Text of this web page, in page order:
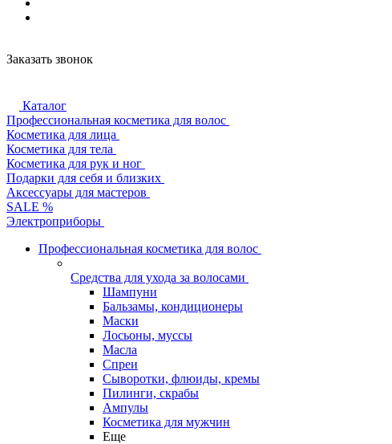
Заказать звонок
Каталог
Профессиональная косметика для волос
Косметика для лица
Косметика для тела
Косметика для рук и ног
Подарки для себя и близких
Аксессуары для мастеров
SALE %
Электроприборы
Профессиональная косметика для волос
Средства для ухода за волосами
Шампуни
Бальзамы, кондиционеры
Маски
Лосьоны, муссы
Масла
Спреи
Сыворотки, флюиды, кремы
Пилинги, скрабы
Ампулы
Косметика для мужчин
Еще